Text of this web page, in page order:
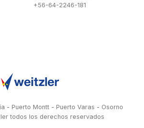
+56-64-2246-181
- Puerto Montt - Puerto Varas - Osorno
todos los derechos reservados